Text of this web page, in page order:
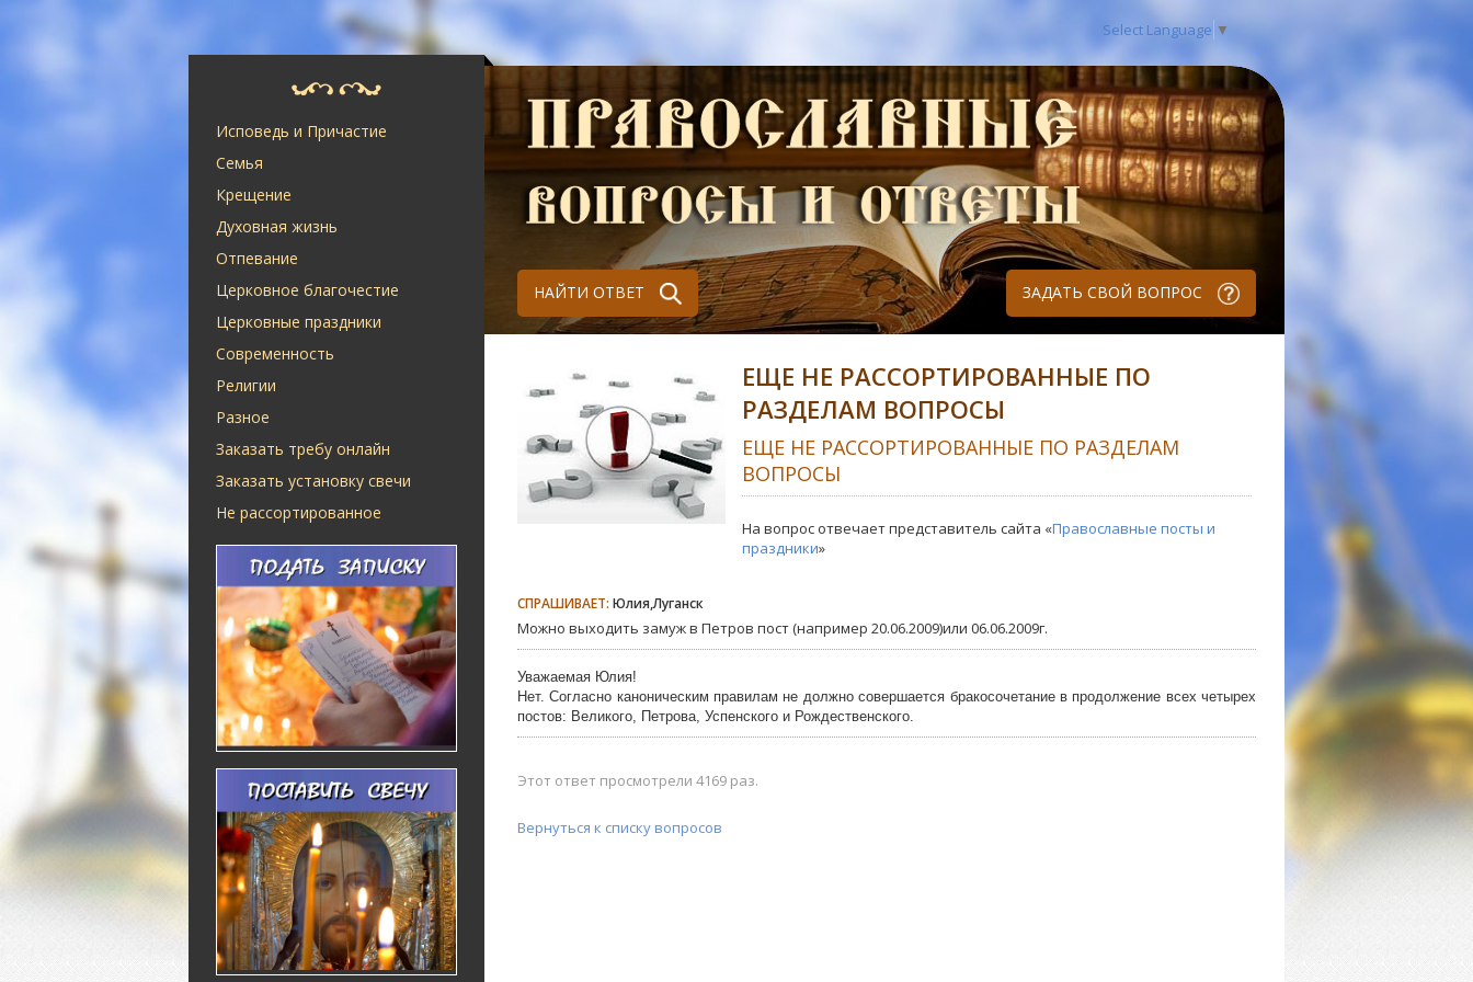
Select Language ▼
Исповедь и Причастие
Семья
Крещение
Духовная жизнь
Отпевание
Церковное благочестие
Церковные праздники
Современность
Религии
Разное
Заказать требу онлайн
Заказать установку свечи
Не рассортированное
НАЙТИ ОТВЕТ ЗАДАТЬ СВОЙ ВОПРОС
ЕЩЕ НЕ РАССОРТИРОВАННЫЕ ПО
РАЗДЕЛАМ ВОПРОСЫ
ЕЩЕ НЕ РАССОРТИРОВАННЫЕ ПО РАЗДЕЛАМ
ВОПРОСЫ
На вопрос отвечает представитель сайта «Православные посты и
праздники»
СПРАШИВАЕТ: Юлия,Луганск
Можно выходить замуж в Петров пост (например 20.06.2009)или 06.06.2009г.
Уважаемая Юлия!
Нет. Согласно каноническим правилам не должно совершается бракосочетание в продолжение всех четырех
постов: Великого, Петрова, Успенского и Рождественского.
Этот ответ просмотрели 4169 раз.
Вернуться к списку вопросов